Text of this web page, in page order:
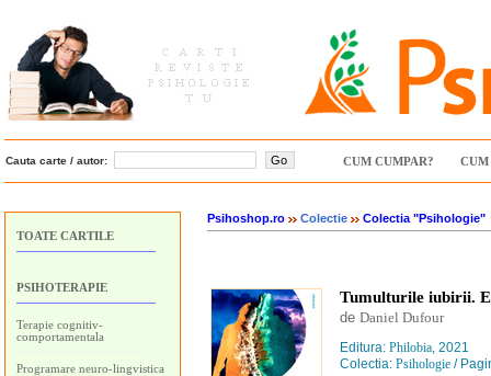
Cauta carte / autor: CUM CUMPAR? CUM
TOATE CARTILE
PSIHOTERAPIE
Terapie cognitiv-
comportamentala
Programare neuro-lingvistica
Psihoshop.ro Colectie Colectia "Psihologie"
Tumulturile iubirii.
de Daniel Dufour
Editura: Philobia, 2021
Colectia: Psihologie /